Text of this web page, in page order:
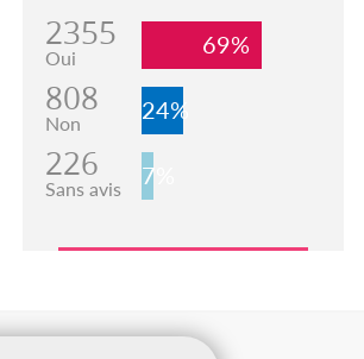
2355
Oui 69%
808
Non 24%
226
Sans avis 7%